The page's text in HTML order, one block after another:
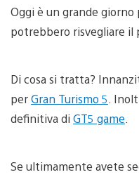
Oggi è un grande
potrebbero risvegliare il
Di cosa si tratta?
perGran Turismo 5 .
definitiva di GT5 game
Se ultimamente avete